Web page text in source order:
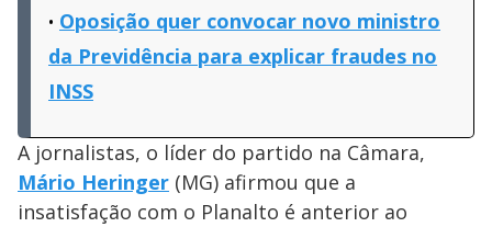
Oposição quer convocar novo ministro
da Previdência para explicar fraudes no
INSS
A jornalistas, o líder do partido na Câmara,
Mário Heringer (MG) afirmou que a
insatisfação com o Planalto é anterior ao